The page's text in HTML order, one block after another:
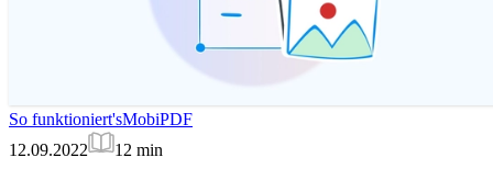
So funktioniert'sMobiPDF
12.09.2022
12 min